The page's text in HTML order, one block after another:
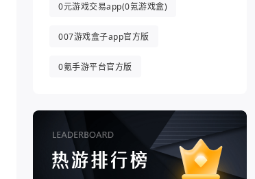
0元游戏交易app(0氪游戏盒)
007游戏盒子app官方版
0氪手游平台官方版